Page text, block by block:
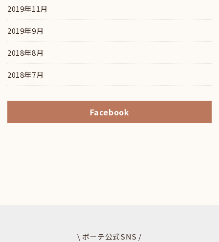
2019年11月
2019年9月
2018年8月
2018年7月
Facebook
\ ボーテ公式SNS /